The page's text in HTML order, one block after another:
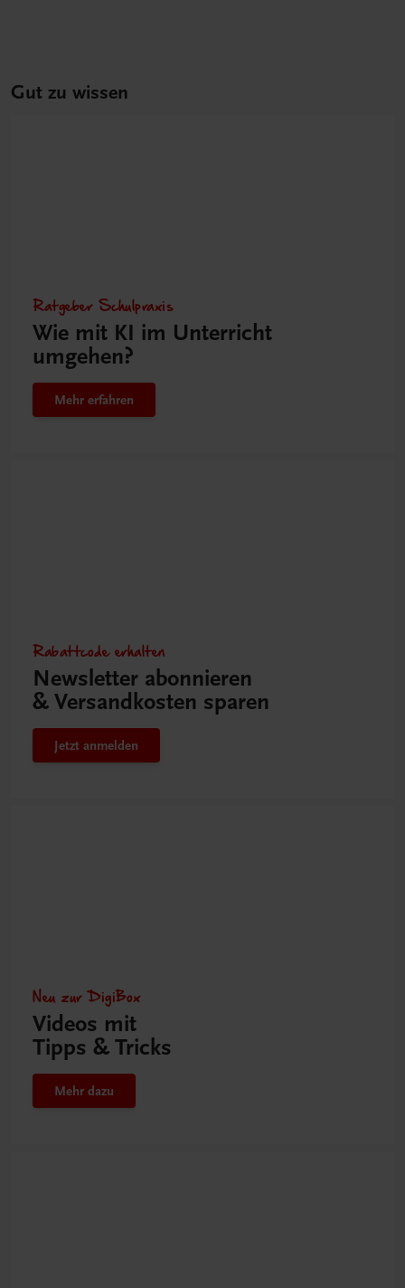
Gut zu wissen
Ratgeber Schulpraxis
Wie mit KI im Unterricht
umgehen?
Mehr erfahren
Rabattcode erhalten
Newsletter abonnieren
& Versandkosten sparen
Jetzt anmelden
Neu zur DigiBox
Videos mit
Tipps & Tricks
Mehr dazu